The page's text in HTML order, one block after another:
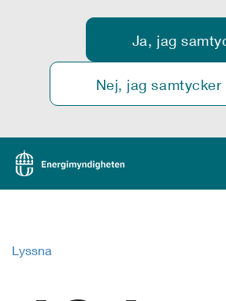
Ja, jag
Nej, jag samtycker
Lyssna